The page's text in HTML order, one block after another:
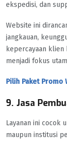
ekspedisi, dan
Website ini
jangkauan,
kepercayaan
menjadi fokus
Pilih Paket Promo
9. Jasa
Layanan ini cocok
maupun institusi